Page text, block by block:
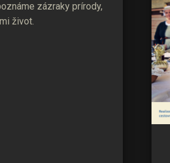
zázraky prírody,
život.